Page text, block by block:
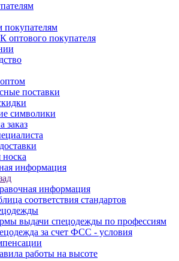
оптового покупателя
оптом
поставки
символики
заказ
информация
информация
соответствия стандартов
выдачи спецодежды по профессиям
за счет ФСС - условия
работы на высоте